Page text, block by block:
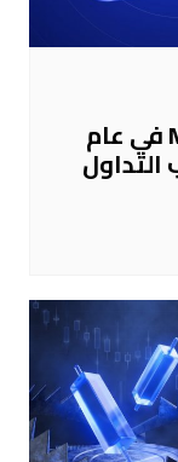
مقارنة بين منصتي MT4 و MT5 في عام
التداول